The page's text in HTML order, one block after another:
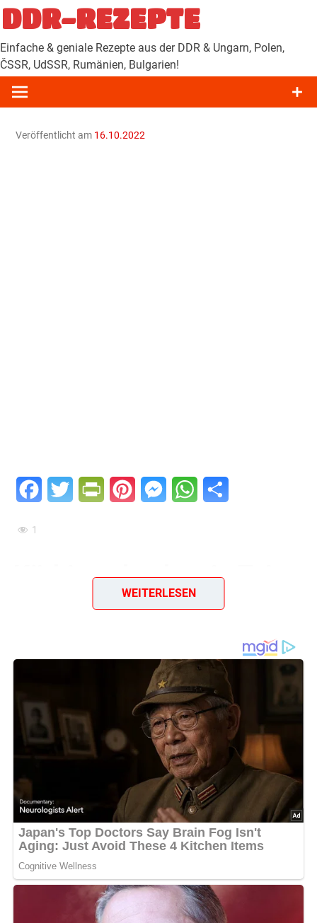
Zum
Inhalt
springen
DDR-REZEPTE
Einfache & geniale Rezepte aus der DDR & Ungarn, Polen,
ČSSR, UdSSR, Rumänien, Bulgarien!
Veröffentlicht am 16.10.2022
FacebookTwitter PrintFriendly
PinterestMessengerWhatsApp
1
Kürbis gebacken in Teig
(paniert)
Ein einfaches & geniales Rezept aus dem Jahr 1961
Diese Zutaten brauchen wir…
1 Pfund gereinigter Kürbis
1/8 Liter Milch
150 g Fett
Dann hinterlasse doch bitte einen Kommentar am
Ende dieser Seite & auch eine Bewertung!
WEITERLESEN